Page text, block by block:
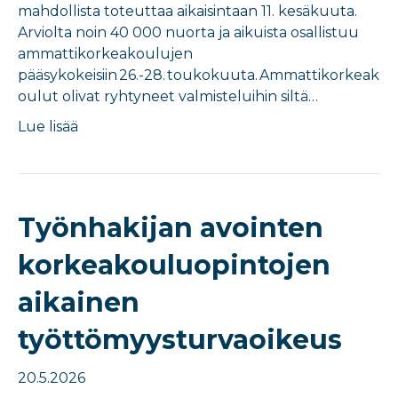
mahdollista toteuttaa aikaisintaan 11. kesäkuuta.
Arviolta noin 40 000 nuorta ja aikuista osallistuu
ammattikorkeakoulujen
pääsykokeisiin 26.-28. toukokuuta. Ammattikorkeak
oulut olivat ryhtyneet valmisteluihin siltä…
Lue lisää
Työnhakijan avointen
korkeakouluopintojen
aikainen
työttömyysturvaoikeus
20.5.2026